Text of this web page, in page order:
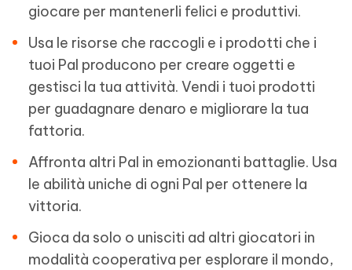
giocare per mantenerli felici e produttivi.
Usa le risorse che raccogli e i prodotti che i
tuoi Pal producono per creare oggetti e
gestisci la tua attività. Vendi i tuoi prodotti
per guadagnare denaro e migliorare la tua
fattoria.
Affronta altri Pal in emozionanti battaglie. Usa
le abilità uniche di ogni Pal per ottenere la
vittoria.
Gioca da solo o unisciti ad altri giocatori in
modalità cooperativa per esplorare il mondo,